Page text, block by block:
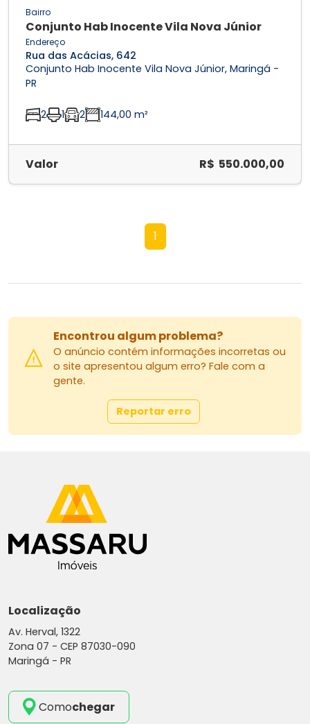
Bairro
Conjunto Hab Inocente Vila Nova Júnior
Endereço
Rua das Acácias, 642
Conjunto Hab Inocente Vila Nova Júnior, Maringá -
PR
2 1 2 144,00 m²
Valor R$ 550.000,00
1
Encontrou algum problema?
O anúncio contém informações incorretas ou
o site apresentou algum erro? Fale com a
gente.
Reportar erro
Localização
Av. Herval, 1322
Zona 07 - CEP 87030-090
Maringá - PR
Comochegar